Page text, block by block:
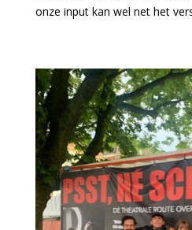
onze input kan wel net het